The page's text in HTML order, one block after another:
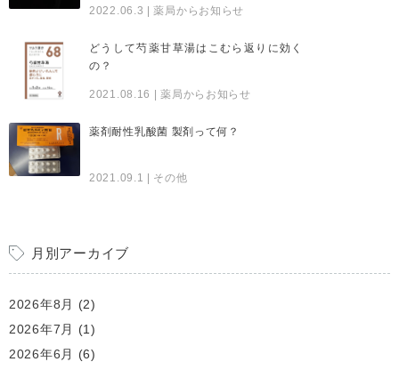
2022.06.3 | 薬局からお知らせ
どうして芍薬甘草湯はこむら返りに効く
の？
2021.08.16 | 薬局からお知らせ
薬剤耐性乳酸菌 製剤って何？
2021.09.1 | その他
月別アーカイブ
2026年8月
(2)
2026年7月
(1)
2026年6月
(6)